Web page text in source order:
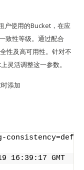
户使用的Bucket，在应
致性等级。通过配合
性及高可用性。针对不
灵活调整这一参数。
添加
16:39:17 GMT